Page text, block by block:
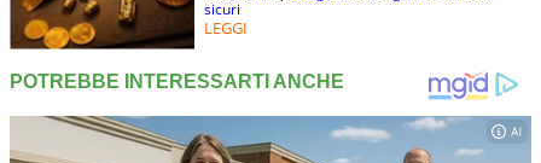
sicuri
LEGGI